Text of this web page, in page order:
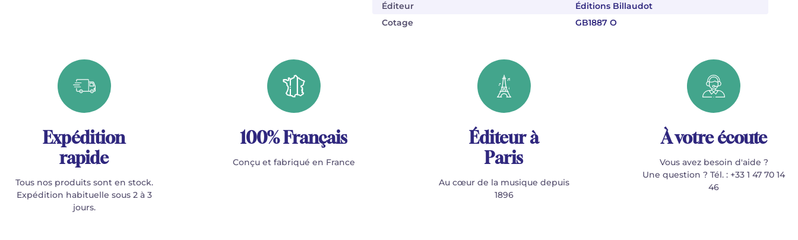
Éditeur
Éditions Billaudot
Cotage
GB1887 O
Expédition
rapide
Tous nos produits sont en stock.
Expédition habituelle sous 2 à 3
jours.
100% Français
Conçu et fabriqué en France
Éditeur à
Paris
Au cœur de la musique depuis
1896
À votre écoute
Vous avez besoin d'aide ?
Une question ? Tél. : +33 1 47 70 14
46